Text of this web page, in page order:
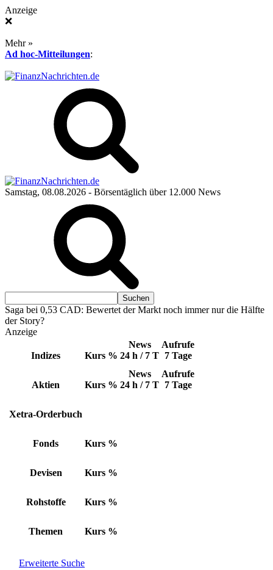
Anzeige
❌
Mehr »
Ad hoc-Mitteilungen:
Samstag, 08.08.2026 - Börsentäglich über 12.000 News
Saga bei 0,53 CAD: Bewertet der Markt noch immer nur die Hälfte
der Story?
Anzeige
Indizes Kurs %
News
24 h / 7 T
Aufrufe
7 Tage
Aktien Kurs %
News
24 h / 7 T
Aufrufe
7 Tage
Xetra-Orderbuch
Fonds Kurs %
Devisen Kurs %
Rohstoffe Kurs %
Themen Kurs %
Erweiterte Suche